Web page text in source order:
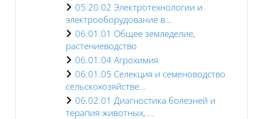
05.20.02 Электротехнологии и
электрооборудование в...
06.01.01 Общее земледелие,
растениеводство
06.01.04 Агрохимия
06.01.05 Селекция и семеноводство
сельскохозяйстве...
06.02.01 Диагностика болезней и
терапия животных, ...